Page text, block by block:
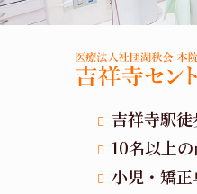
吉祥寺駅
10名以上
小児・矯